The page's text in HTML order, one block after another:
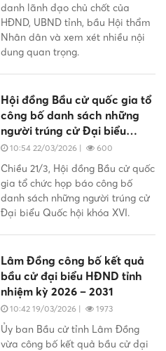
danh lãnh đạo chủ chốt của
HĐND, UBND tỉnh, bầu Hội thẩm
Nhân dân và xem xét nhiều nội
dung quan trọng.
Hội đồng Bầu cử quốc gia tổ
công bố danh sách những
người trúng cử Đại biểu
Quốc hội khóa XVI
10:54 22/03/2026 | 600
Chiều 21/3, Hội đồng Bầu cử quốc
gia tổ chức họp báo công bố
danh sách những người trúng cử
Đại biểu Quốc hội khóa XVI.
Lâm Đồng công bố kết quả
bầu cử đại biểu HĐND tỉnh
nhiệm kỳ 2026 – 2031
10:42 19/03/2026 | 1973
Ủy ban Bầu cử tỉnh Lâm Đồng
vừa công bố kết quả bầu cử đại